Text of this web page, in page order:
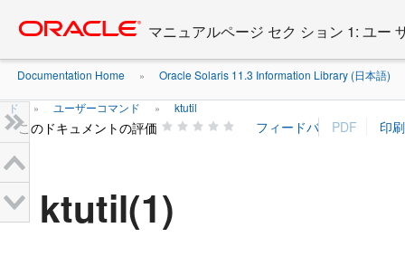
content
マニュアルページ セク ション 1: ユー
Documentation Home » Oracle Solaris 11.3 Information Library (日本語)
ド » ユーザーコマンド » ktutil
このドキュメントの評価
ktutil(1)